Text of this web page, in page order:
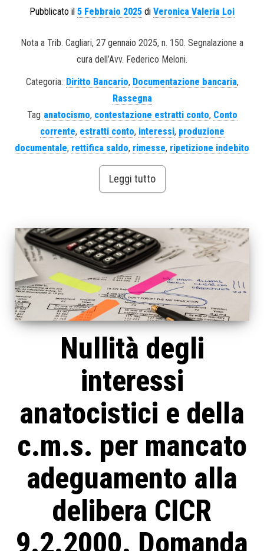
Pubblicato il 5 Febbraio 2025 di Veronica Valeria Loi
Nota a Trib. Cagliari, 27 gennaio 2025, n. 150. Segnalazione a
cura dell’Avv. Federico Meloni.
Categoria: Diritto Bancario, Documentazione bancaria,
Rassegna
Tag anatocismo, contestazione estratti conto, Conto
corrente, estratti conto, interessi, produzione
documentale, rettifica saldo, rimesse, ripetizione indebito
Leggi tutto
Nullità degli
interessi
anatocistici e della
c.m.s. per mancato
adeguamento alla
delibera CICR
9.2.2000. Domanda